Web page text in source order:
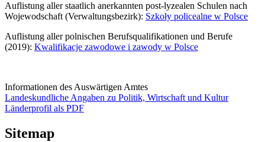
Auflistung aller staatlich anerkannten post-lyzealen Schulen nach
Wojewodschaft (Verwaltungsbezirk): Szkoły policealne w Polsce
Auflistung aller polnischen Berufsqualifikationen und Berufe
(2019): Kwalifikacje zawodowe i zawody w Polsce
Informationen des Auswärtigen Amtes
Landeskundliche Angaben zu Politik, Wirtschaft und Kultur
Länderprofil als PDF
Sitemap